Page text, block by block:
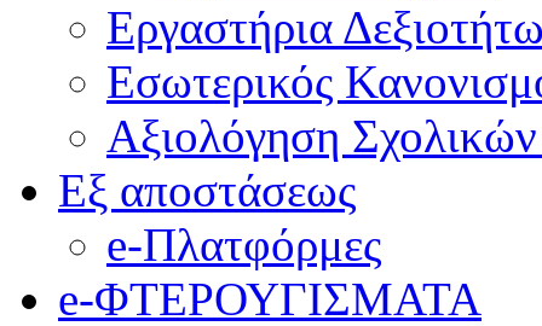
Εργαστήρια
Εσωτερικός
Αξιολόγηση
Εξ αποστάσεως
e-Πλατφόρμες
e-ΦΤΕΡΟΥΓΙΣΜΑΤΑ